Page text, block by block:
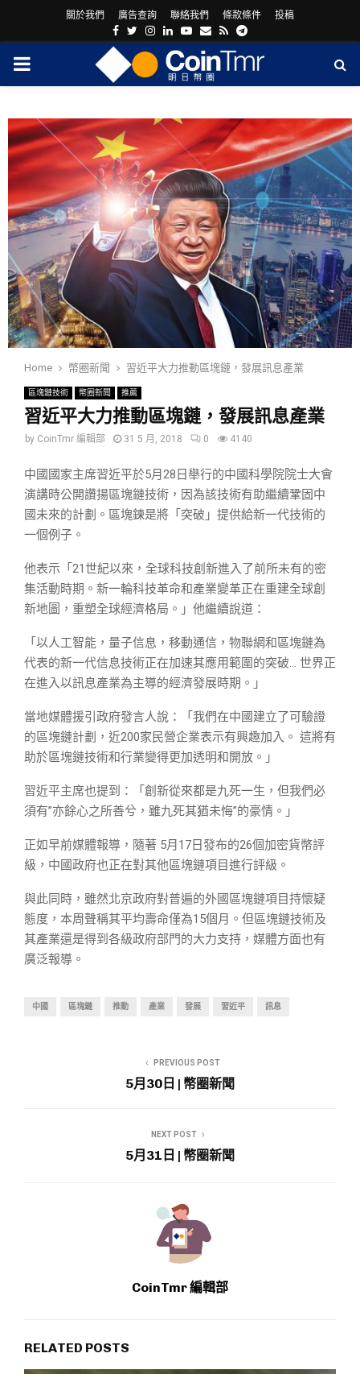
關於我們 廣告查詢 聯絡我們 條款條件 投稿
Facebook
Twitter
Instagram
LinkedinYoutube
Email
RssTelegram
PRIMARY
Home 幣圈新聞 習近平大力推動區塊鏈，發展訊息產業
區塊鏈技術 幣圈新聞 推薦
習近平大力推動區塊鏈，發展訊息產業
by CoinTmr 編輯部 31 5 月, 2018 0 4140
中國國家主席習近平於5月28日舉行的中國科學院院士大會
演講時公開讚揚區塊鏈技術，因為該技術有助繼續鞏固中
國未來的計劃。區塊鍊是將「突破」提供給新一代技術的
一個例子。
他表示「21世紀以來，全球科技創新進入了前所未有的密
集活動時期。新一輪科技革命和產業變革正在重建全球創
新地圖，重塑全球經濟格局。」他繼續說道：
「以人工智能，量子信息，移動通信，物聯網和區塊鏈為
代表的新一代信息技術正在加速其應用範圍的突破… 世界正
在進入以訊息產業為主導的經濟發展時期。」
當地媒體援引政府發言人說：「我們在中國建立了可驗證
的區塊鏈計劃，近200家民營企業表示有興趣加入。 這將有
助於區塊鏈技術和行業變得更加透明和開放。」
習近平主席也提到：「創新從來都是九死一生，但我們必
須有”亦餘心之所善兮，雖九死其猶未悔”的豪情。」
正如早前媒體報導，隨著 5月17日發布的26個加密貨幣評
級，中國政府也正在對其他區塊鏈項目進行評級。
與此同時，雖然北京政府對普遍的外國區塊鏈項目持懷疑
態度，本周聲稱其平均壽命僅為15個月。但區塊鏈技術及
其產業還是得到各級政府部門的大力支持，媒體方面也有
廣泛報導。
中國 區塊鏈 推動 產業 發展 習近平 訊息
PREVIOUS POST
5月30日 | 幣圈新聞
NEXT POST
5月31日 | 幣圈新聞
CoinTmr 編輯部
RELATED POSTS